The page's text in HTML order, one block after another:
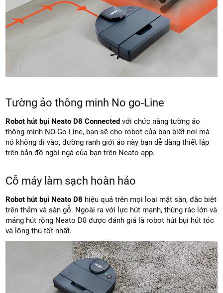
Tường ảo thông minh No go-Line
Robot hút bụi Neato D8 Connected với chức năng tường ảo
thông minh NO-Go Line, bạn sẽ cho robot của bạn biết nơi mà
nó không đi vào, đường ranh giới ảo này bạn dễ dàng thiết lập
trên bản đồ ngôi ngà của bạn trên Neato app.
Cỗ máy làm sạch hoàn hảo
Robot hút bụi Neato D8 hiệu quả trên mọi loại mặt sàn, đặc biệt
trên thảm và sàn gỗ. Ngoài ra với lực hút mạnh, thùng rác lớn và
máng hút rộng Neato D8 được đánh giá là robot hút bụi hút tóc
và lông thú tốt nhất.